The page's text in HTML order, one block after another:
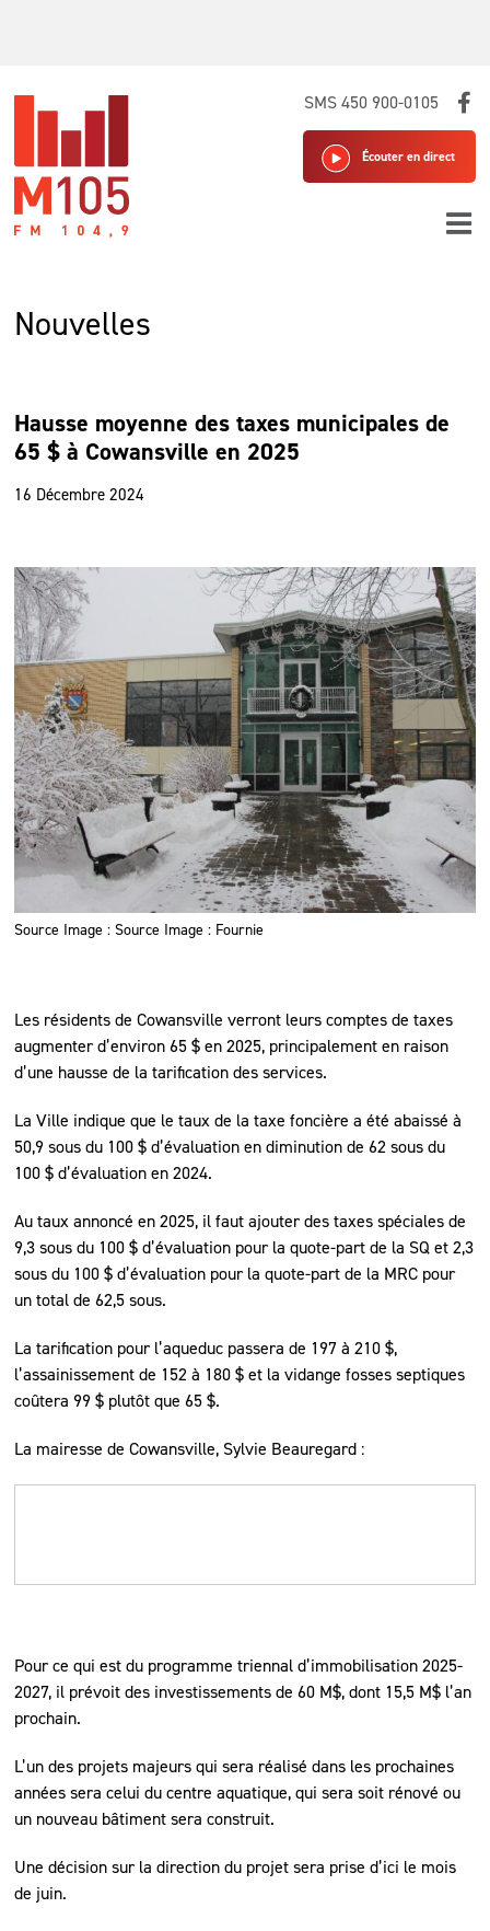
SMS 450 900-0105
Écouter en direct
Nouvelles
Hausse moyenne des taxes municipales de
65 $ à Cowansville en 2025
16 Décembre 2024
Source Image : Source Image : Fournie
Les résidents de Cowansville verront leurs comptes de taxes
augmenter d’environ 65 $ en 2025, principalement en raison
d’une hausse de la tarification des services.
La Ville indique que le taux de la taxe foncière a été abaissé à
50,9 sous du 100 $ d’évaluation en diminution de 62 sous du
100 $ d’évaluation en 2024.
Au taux annoncé en 2025, il faut ajouter des taxes spéciales de
9,3 sous du 100 $ d’évaluation pour la quote-part de la SQ et 2,3
sous du 100 $ d’évaluation pour la quote-part de la MRC pour
un total de 62,5 sous.
La tarification pour l’aqueduc passera de 197 à 210 $,
l’assainissement de 152 à 180 $ et la vidange fosses septiques
coûtera 99 $ plutôt que 65 $.
La mairesse de Cowansville, Sylvie Beauregard :
Pour ce qui est du programme triennal d’immobilisation 2025-
2027, il prévoit des investissements de 60 M$, dont 15,5 M$ l’an
prochain.
L’un des projets majeurs qui sera réalisé dans les prochaines
années sera celui du centre aquatique, qui sera soit rénové ou
un nouveau bâtiment sera construit.
Une décision sur la direction du projet sera prise d’ici le mois
de juin.